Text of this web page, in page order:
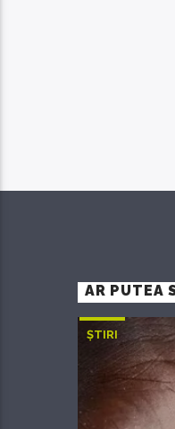
AR PUTEA
ȘTIRI